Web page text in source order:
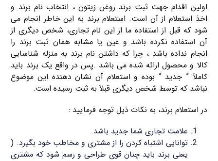
اولین اقدام جهت ثبت برند روغن زیتون ، انتخاب نام برند و
اخذ استعلام از آن است. استعلام برند به این خاطر انجام می
شود که قبل از استفاده ما از این نام تجاری، شخص دیگری از
آن استفاده نکرده باشد و عین یا مشابه همان ثبت برند را
انجام نداده باشد ، چرا که داشتن نام برند به منزله شناسایی
کالا و محصول ارائه شده می باشد .پس در واقع یک برند باید
کاملاَ ” جدید ” بوده و استعلام آن نشان دهنده این موضوع
نباشد که توسط شخص دیگری قبلاَ به ثبت رسیده است.
در استعلام برند، به نکات ذیل توجه فرمایید :
علامت تجاری شما جدید باشد.
توانایی اشتباه کردن را از مشتری و مخاطب خود بگیرد. (
یعنی برند باید چنان قوی طراحی و رسم شود که مشتری